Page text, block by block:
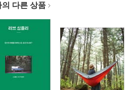
몸을 싣고 오는 권말 부록
with BROMPTON 남해 : 날카로운 첫 브
with BROMPTON 강천섬 : 가을빛에 물
with BROMPTON 춘천 : 당신과 나 사이,
: 최상원
on BROMPTON : 브롬톤과 떠나
의 다른 상품